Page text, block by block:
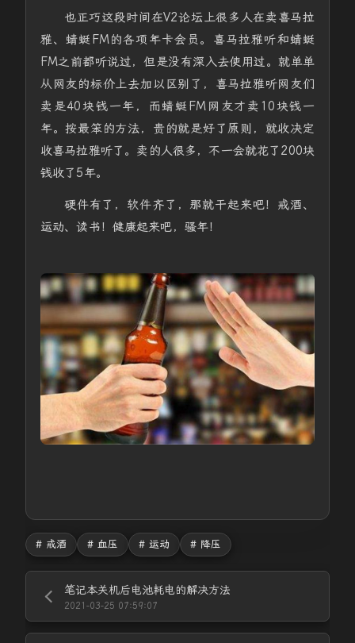
也正巧这段时间在V2论坛上很多人在卖喜马拉
雅、蜻蜓FM的各项年卡会员。喜马拉雅听和蜻蜓
FM之前都听说过，但是没有深入去使用过。就单单
从网友的标价上去加以区别了，喜马拉雅听网友们
卖是40块钱一年，而蜻蜓FM网友才卖10块钱一
年。按最笨的方法，贵的就是好了原则，就收决定
收喜马拉雅听了。卖的人很多，不一会就花了200块
钱收了5年。
硬件有了，软件齐了，那就干起来吧！戒酒、
运动、读书！健康起来吧，骚年！
# 戒酒 # 血压 # 运动 # 降压
笔记本关机后电池耗电的解决方法
2021-03-25 07:59:07